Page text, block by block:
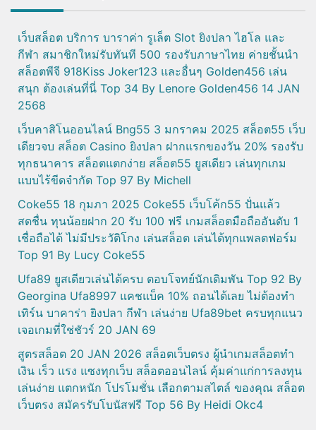
เว็บสล็อต บริการ บาราค่า รูเล็ต Slot ยิงปลา ไฮโล และ
กีฬา สมาชิกใหม่รับทันที 500 รองรับภาษาไทย ค่ายชั้นนำ
สล็อตพีจี 918Kiss Joker123 และอื่นๆ Golden456 เล่น
สนุก ต้องเล่นที่นี่ Top 34 By Lenore Golden456 14 JAN
2568
เว็บคาสิโนออนไลน์ Bng55 3 มกราคม 2025 สล็อต55 เว็บ
เดียวจบ สล็อต Casino ยิงปลา ฝากแรกของวัน 20% รองรับ
ทุกธนาคาร สล็อตแตกง่าย สล็อต55 ยูสเดียว เล่นทุกเกม
แบบไร้ขีดจำกัด Top 97 By Michell
Coke55 18 กุมภา 2025 Coke55 เว็บโค้ก55 ปั่นแล้ว
สดชื่น ทุนน้อยฝาก 20 รับ 100 ฟรี เกมสล็อตมือถืออันดับ 1
เชื่อถือได้ ไม่มีประวัติโกง เล่นสล็อต เล่นได้ทุกแพลตฟอร์ม
Top 91 By Lucy Coke55
Ufa89 ยูสเดียวเล่นได้ครบ ตอบโจทย์นักเดิมพัน Top 92 By
Georgina Ufa8997 แคชแบ็ค 10% ถอนได้เลย ไม่ต้องทำ
เทิร์น บาคาร่า ยิงปลา กีฬา เล่นง่าย Ufa89bet ครบทุกแนว
เจอเกมที่ใช่ชัวร์ 20 JAN 69
สูตรสล็อต 20 JAN 2026 สล็อตเว็บตรง ผู้นำเกมสล็อตทำ
เงิน เร็ว แรง แซงทุกเว็บ สล็อตออนไลน์ คุ้มค่าแก่การลงทุน
เล่นง่าย แตกหนัก โปรโมชั่น เลือกตามสไตล์ ของคุณ สล็อต
เว็บตรง สมัครรับโบนัสฟรี Top 56 By Heidi Okc4